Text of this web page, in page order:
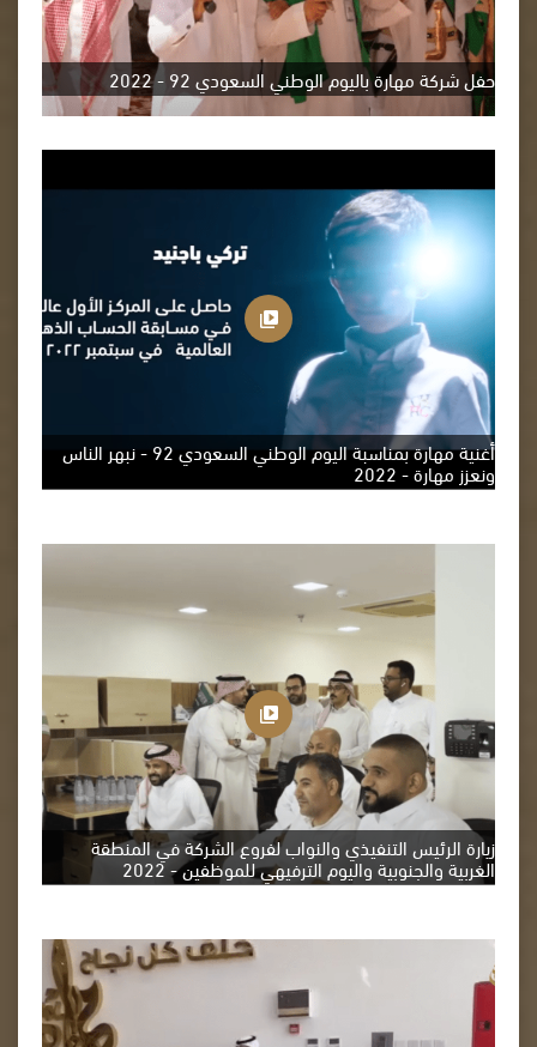
حفل شركة مهارة باليوم الوطني السعودي 92 - 2022
أغنية مهارة بمناسبة اليوم الوطني السعودي 92 - نبهر الناس
ونعزز مهارة - 2022
زيارة الرئيس التنفيذي والنواب لفروع الشركة في المنطقة
الغربية والجنوبية واليوم الترفيهي للموظفين - 2022